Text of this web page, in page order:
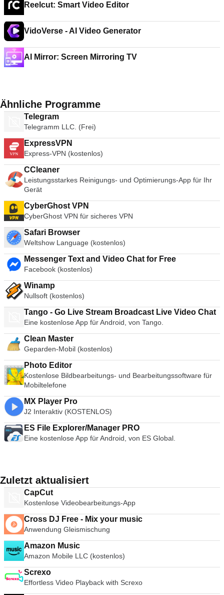
Reelcut: Smart Video Editor
VidoVerse - AI Video Generator
AI Mirror: Screen Mirroring TV
Ähnliche Programme
Telegram
Telegramm LLC. (Frei)
ExpressVPN
Express-VPN (kostenlos)
CCleaner
Leistungsstarkes Reinigungs- und Optimierungs-App für Ihr
Gerät
CyberGhost VPN
CyberGhost VPN für sicheres VPN
Safari Browser
Weltshow Language (kostenlos)
Messenger Text and Video Chat for Free
Facebook (kostenlos)
Winamp
Nullsoft (kostenlos)
Tango - Go Live Stream Broadcast Live Video Chat
Eine kostenlose App für Android, von Tango.
Clean Master
Geparden-Mobil (kostenlos)
Photo Editor
Kostenlose Bildbearbeitungs- und Bearbeitungssoftware für
Mobiltelefone
MX Player Pro
J2 Interaktiv (KOSTENLOS)
ES File Explorer/Manager PRO
Eine kostenlose App für Android, von ES Global.
Zuletzt aktualisiert
CapCut
Kostenlose Videobearbeitungs-App
Cross DJ Free - Mix your music
Anwendung Gleismischung
Amazon Music
Amazon Mobile LLC (kostenlos)
Screxo
Effortless Video Playback with Screxo